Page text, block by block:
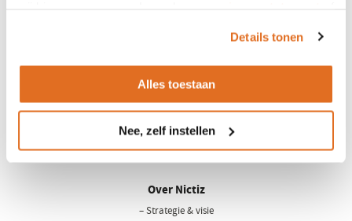
Details tonen
Alles toestaan
Nee, zelf instellen
LinkedInYoutube
Over Nictiz
– Strategie & visie